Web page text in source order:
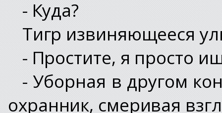
- Куда?
Тигр извиняющееся
- Простите, я просто
- Уборная в другом
охранник, смеривая